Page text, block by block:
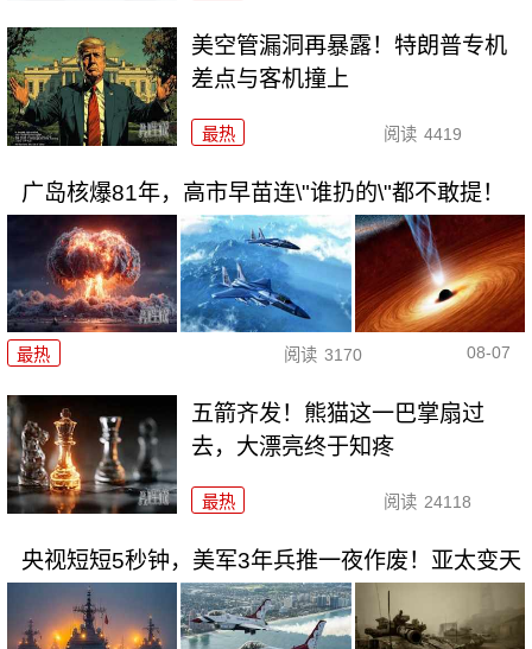
美空管漏洞再暴露！特朗普专机
差点与客机撞上
最热 阅读 4419
广岛核爆81年，高市早苗连\"谁扔的\"都不敢提！
最热 阅读 3170 08-07
五箭齐发！熊猫这一巴掌扇过
去，大漂亮终于知疼
最热 阅读 24118
央视短短5秒钟，美军3年兵推一夜作废！亚太变天